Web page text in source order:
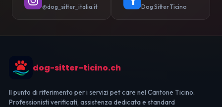
@dog_sitter_italia.it Dog Sitter Ticino
dog-sitter-ticino.ch
Il punto di riferimento per i servizi pet care nel Cantone Ticino.
Professionisti verificati, assistenza dedicata e standard